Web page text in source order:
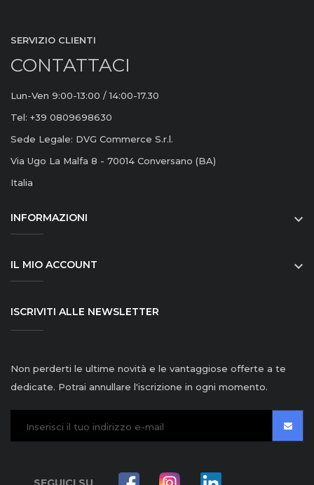
SERVIZIO CLIENTI
CONTATTACI
Lun-Ven 9:00-13:00 / 14:00-17.30
Tel: +39 0809698630
Sede Legale: DVG Commerce S.r.l.
Via Ugo La Malfa 8 - 70014 Conversano (BA)
Italia
INFORMAZIONI 
IL MIO ACCOUNT 
ISCRIVITI ALLE NEWSLETTER
Non perderti le ultime novità e le vantaggiose offerte a te
dedicate. Potrai annullare l'iscrizione in ogni momento.